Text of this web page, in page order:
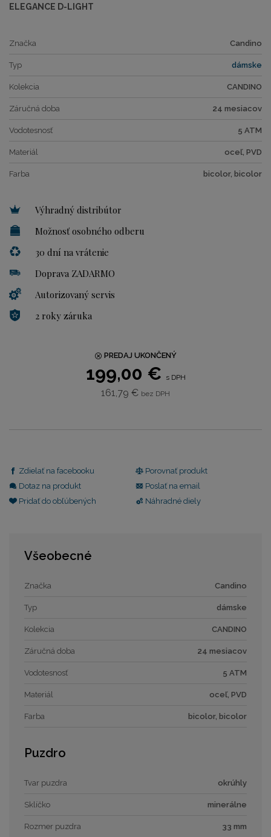
ELEGANCE D-LIGHT
Značka Candino
Typ dámske
Kolekcia CANDINO
Záručná doba 24 mesiacov
Vodotesnosť 5 ATM
Materiál oceľ, PVD
Farba bicolor, bicolor
Výhradný distribútor
Možnosť osobného odberu
30 dní na vrátenie
Doprava ZADARMO
Autorizovaný servis
2 roky záruka
PREDAJ UKONČENÝ
199,00 € s DPH
161,79 € bez DPH
Zdielať na facebooku
Porovnať produkt
Dotaz na produkt
Poslať na email
Pridať do obľúbených
Náhradné diely
Všeobecné
Značka Candino
Typ dámske
Kolekcia CANDINO
Záručná doba 24 mesiacov
Vodotesnosť 5 ATM
Materiál oceľ, PVD
Farba bicolor, bicolor
Puzdro
Tvar puzdra okrúhly
Sklíčko minerálne
Rozmer puzdra 33 mm